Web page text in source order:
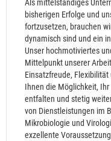
Als mittelständiges
bisherigen Erfolge und
fortzusetzen, brauchen
dynamisch sind und ein
Unser hochmotiviertes
Mittelpunkt unserer
Einsatzfreude,
Ihnen die Möglichkeit,
entfalten und stetig
von Dienstleistungen im
Mikrobiologie und
exzellente